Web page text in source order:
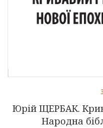
Юрій ЩЕРБАК.
Народна